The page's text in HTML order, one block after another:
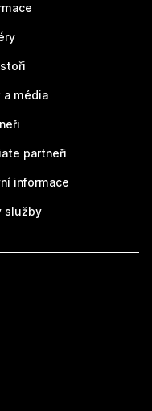
a média
partneři
informace
služby